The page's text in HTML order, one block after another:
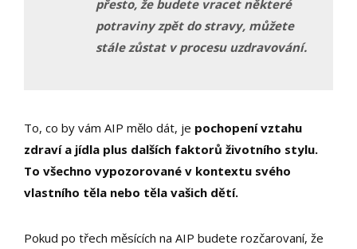
přesto, že budete vracet některé
potraviny zpět do stravy, můžete
stále zůstat v procesu uzdravování.
To, co by vám AIP mělo dát, je pochopení vztahu
zdraví a jídla plus dalších faktorů životního stylu.
To všechno vypozorované v kontextu svého
vlastního těla nebo těla vašich dětí.
Pokud po třech měsících na AIP budete rozčarovaní, že